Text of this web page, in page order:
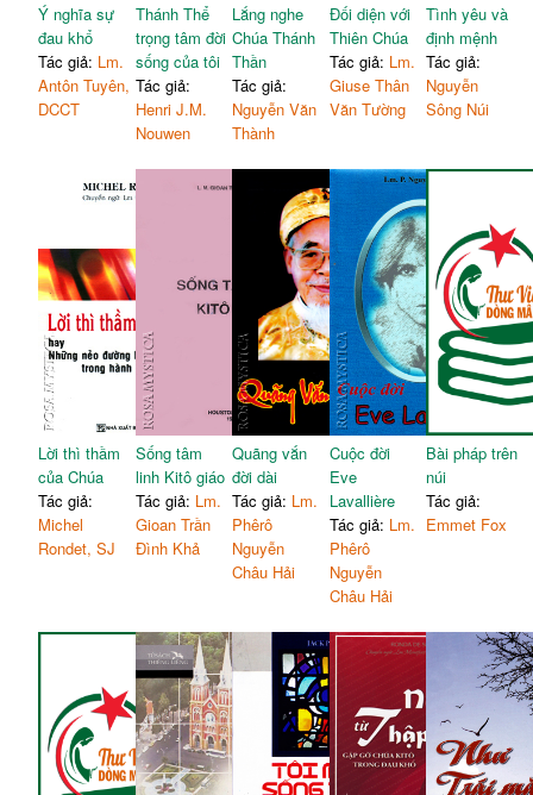
Ý nghĩa sự
đau khổ
Tác giả: Lm.
Antôn Tuyên,
DCCT
Thánh Thể
trọng tâm đời
sống của tôi
Tác giả:
Henri J.M.
Nouwen
Lắng nghe
Chúa Thánh
Thần
Tác giả:
Nguyễn Văn
Thành
Đối diện với
Thiên Chúa
Tác giả: Lm.
Giuse Thân
Văn Tường
Tình yêu và
định mệnh
Tác giả:
Nguyễn
Sông Núi
Lời thì thầm
của Chúa
Tác giả:
Michel
Rondet, SJ
Sống tâm
linh Kitô giáo
Tác giả: Lm.
Gioan Trần
Đình Khả
Quãng vắn
đời dài
Tác giả: Lm.
Phêrô
Nguyễn
Châu Hải
Cuộc đời
Eve
Lavallière
Tác giả: Lm.
Phêrô
Nguyễn
Châu Hải
Bài pháp trên
núi
Tác giả:
Emmet Fox